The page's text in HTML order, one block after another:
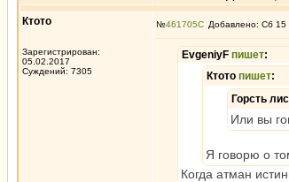
Ктото
Зарегистрирован:
05.02.2017
Суждений: 7305
№461705 Добавлено: Сб 15
EvgeniyF пишет:
Ктото пишет:
Горсть
Или вы
Я говорю о
Когда атман